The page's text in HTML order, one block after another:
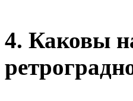
4. Каковы